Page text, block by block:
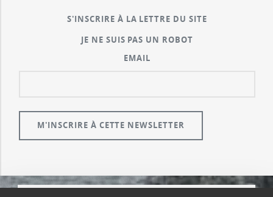
S'INSCRIRE À LA LETTRE DU SITE
JE NE SUIS PAS UN ROBOT
EMAIL